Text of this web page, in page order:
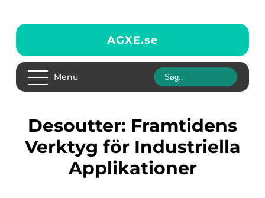
AGXE.se
Menu
Desoutter: Framtidens
Verktyg för Industriella
Applikationer